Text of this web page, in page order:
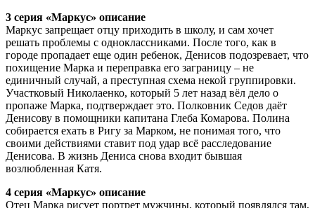
3 серия «Маркус» описание
Маркус запрещает отцу приходить в школу, и сам хочет
решать проблемы с одноклассниками. После того, как в
городе пропадает еще один ребенок, Денисов подозревает, что
похищение Марка и переправка его заграницу – не
единичный случай, а преступная схема некой группировки.
Участковый Николаенко, который 5 лет назад вёл дело о
пропаже Марка, подтверждает это. Полковник Седов даёт
Денисову в помощники капитана Глеба Комарова. Полина
собирается ехать в Ригу за Марком, не понимая того, что
своими действиями ставит под удар всё расследование
Денисова. В жизнь Дениса снова входит бывшая
возлюбленная Катя.
4 серия «Маркус» описание
Отец Марка рисует портрет мужчины, который появлялся там,